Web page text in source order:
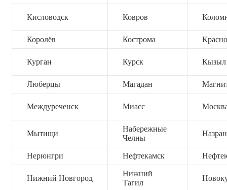
Кисловодск Ковров
Королёв Кострома
Курган Курск Кызыл
Люберцы Магадан
Междуреченск Миасс
Мытищи
Набережные
Челны
Нерюнгри Нефтекамск
Нижний Новгород
Нижний
Тагил